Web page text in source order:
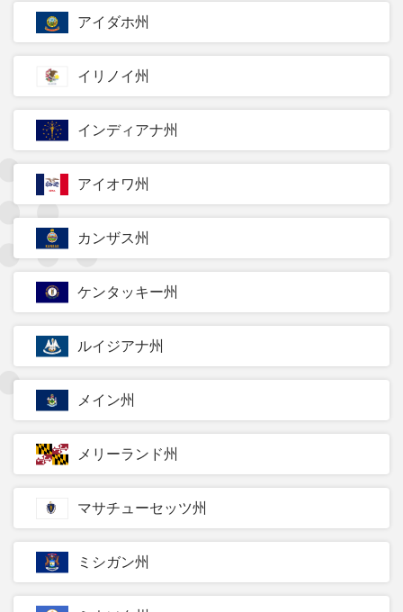
アイダホ州
イリノイ州
インディアナ州
アイオワ州
カンザス州
ケンタッキー州
ルイジアナ州
メイン州
メリーランド州
マサチューセッツ州
ミシガン州